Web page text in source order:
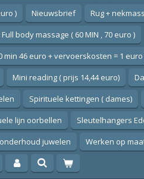
) Nieuwsbrief
Rug +
Full body massage ( 60 MIN , 70 euro )
min 46 euro + vervoerskosten = 1
Mini reading ( prijs 14,44 euro)
Spirituele kettingen ( dames)
lijn oorbellen
Sleutelhangers
onderhoud juwelen
Werken op